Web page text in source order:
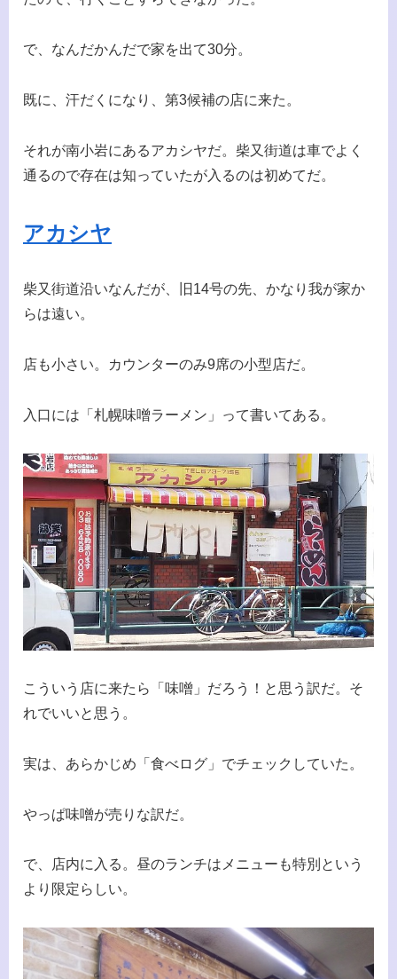
で、なんだかんだで家を出て30分。
既に、汗だくになり、第3候補の店に来た。
それが南小岩にあるアカシヤだ。柴又街道は車でよく
通るので存在は知っていたが入るのは初めてだ。
アカシヤ
柴又街道沿いなんだが、旧14号の先、かなり我が家か
らは遠い。
店も小さい。カウンターのみ9席の小型店だ。
入口には「札幌味噌ラーメン」って書いてある。
こういう店に来たら「味噌」だろう！と思う訳だ。そ
れでいいと思う。
実は、あらかじめ「食べログ」でチェックしていた。
やっぱ味噌が売りな訳だ。
で、店内に入る。昼のランチはメニューも特別という
より限定らしい。